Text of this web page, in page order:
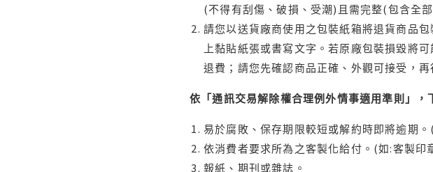
(不得有刮傷、破損、受潮)且需完整(包含全
請您以送貨廠商使用之包裝紙箱將退貨商品
上黏貼紙張或書寫文字。若原廠包裝損毀將
退費；請您先確認商品正確、外觀可接受，
依「通訊交易解除權合理例外情事適用準則」
易於腐敗、保存期限較短或解約時即將逾期
依消費者要求所為之客製化給付。(如:客製印
報紙、期刊或雜誌。